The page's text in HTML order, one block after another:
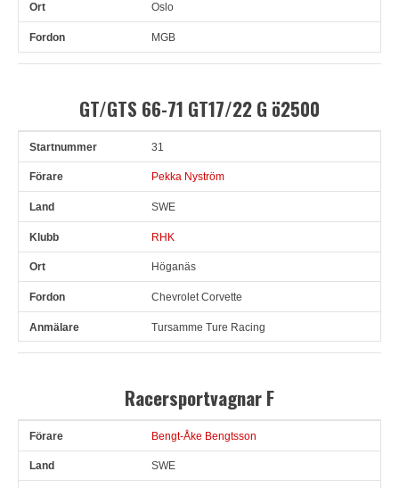
Oslo
MGB
GT/GTS 66-71 GT17/22 G ö2500
Snr Förare 31
Pekka Nyström
SWE
RHK
Höganäs
Chevrolet Corvette
Tursamme Ture Racing
Racersportvagnar F
Förare Klubb Ort Fordon
Bengt-Åke Bengtsson
SWE